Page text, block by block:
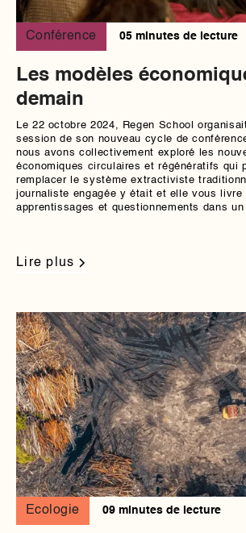
Conférence 05 minutes de lecture
Les modèles
demain
Le 22 octobre 2024, Regen School
session de son nouveau cycle de
nous avons collectivement exploré les
économiques circulaires et régénératifs qui
remplacer le système extractiviste
journaliste engagée y était et elle vous livre
apprentissages et questionnements dans un
Lire plus
Ecologie 09 minutes de lecture